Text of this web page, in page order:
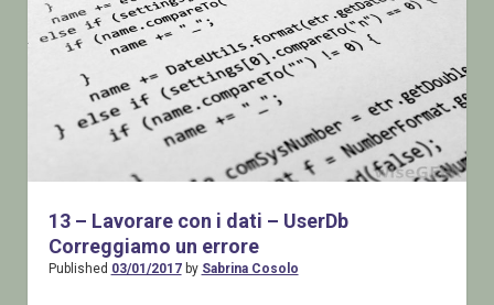
13 – Lavorare con i dati – UserDb
Correggiamo un errore
Published 03/01/2017by Sabrina Cosolo